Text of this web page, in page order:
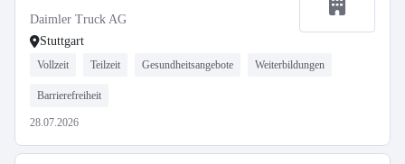
Daimler Truck AG
Stuttgart
Vollzeit Teilzeit Gesundheitsangebote Weiterbildungen
Barrierefreiheit
28.07.2026